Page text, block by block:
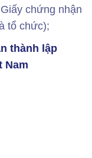
chứng nhận
tổ chức);
thành lập
Nam